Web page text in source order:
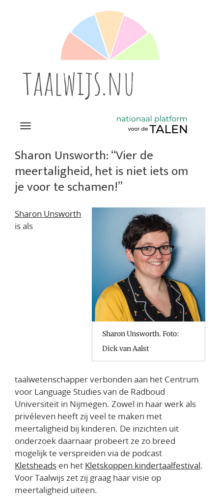
taalwijs.nu
Navigation
naar
inhoud
Sharon Unsworth: “Vier de
meertaligheid, het is niet iets om
je voor te schamen!”
Sharon Unsworth. Foto:
Dick van Aalst
Sharon Unsworth
is als
taalwetenschapper verbonden aan het Centrum
voor Language Studies van de Radboud
Universiteit in Nijmegen. Zowel in haar werk als
privéleven heeft zij veel te maken met
meertaligheid bij kinderen. De inzichten uit
onderzoek daarnaar probeert ze zo breed
mogelijk te verspreiden via de podcast
Kletsheads en het Kletskoppen kindertaalfestival.
Voor Taalwijs zet zij graag haar visie op
meertaligheid uiteen.